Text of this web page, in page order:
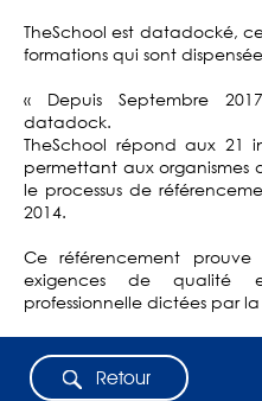
TheSchool est datadocké,
formations qui sont
« Depuis Septembre
datadock.
TheSchool répond aux 21
permettant aux organismes
le processus de
2014.
Ce référencement
exigences de qualité
professionnelle dictées par la
Retour